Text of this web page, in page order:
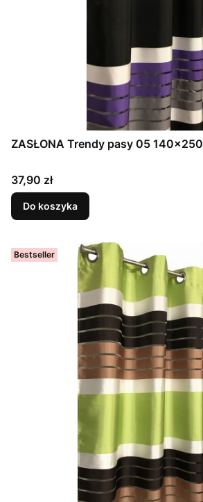
ZASŁONA Trendy pasy 05 140x250
Cena
37,90 zł
Do koszyka
Bestseller